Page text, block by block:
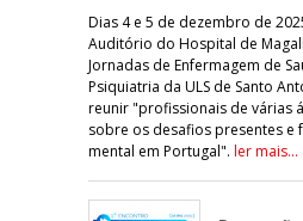
Dias 4 e 5 de dezembro de
Auditório do Hospital de
Jornadas de Enfermagem de
Psiquiatria da ULS de Santo
reunir "profissionais de várias
sobre os desafios presentes e
mental em Portugal". ler mais...